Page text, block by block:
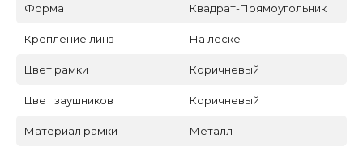
Форма Квадрат-Прямоугольник
Крепление линз На леске
Цвет рамки Коричневый
Цвет заушников Коричневый
Материал рамки Металл